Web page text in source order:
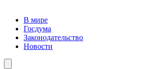
В мире
Госдума
Законодательство
Новости